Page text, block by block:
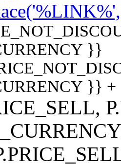
}}
}}